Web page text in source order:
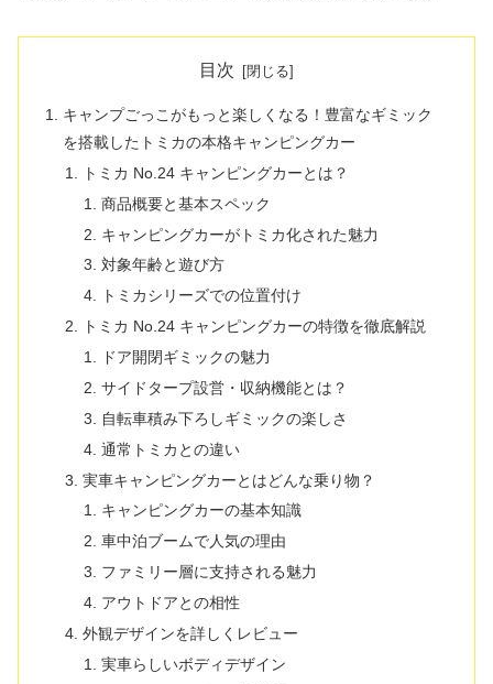
目次
キャンプごっこがもっと楽しくなる！豊富なギミック
を搭載したトミカの本格キャンピングカー
トミカ No.24 キャンピングカーとは？
商品概要と基本スペック
キャンピングカーがトミカ化された魅力
対象年齢と遊び方
トミカシリーズでの位置付け
トミカ No.24 キャンピングカーの特徴を徹底解説
ドア開閉ギミックの魅力
サイドタープ設営・収納機能とは？
自転車積み下ろしギミックの楽しさ
通常トミカとの違い
実車キャンピングカーとはどんな乗り物？
キャンピングカーの基本知識
車中泊ブームで人気の理由
ファミリー層に支持される魅力
アウトドアとの相性
外観デザインを詳しくレビュー
実車らしいボディデザイン